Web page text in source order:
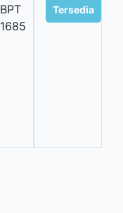
BPT
1685
Tersedia